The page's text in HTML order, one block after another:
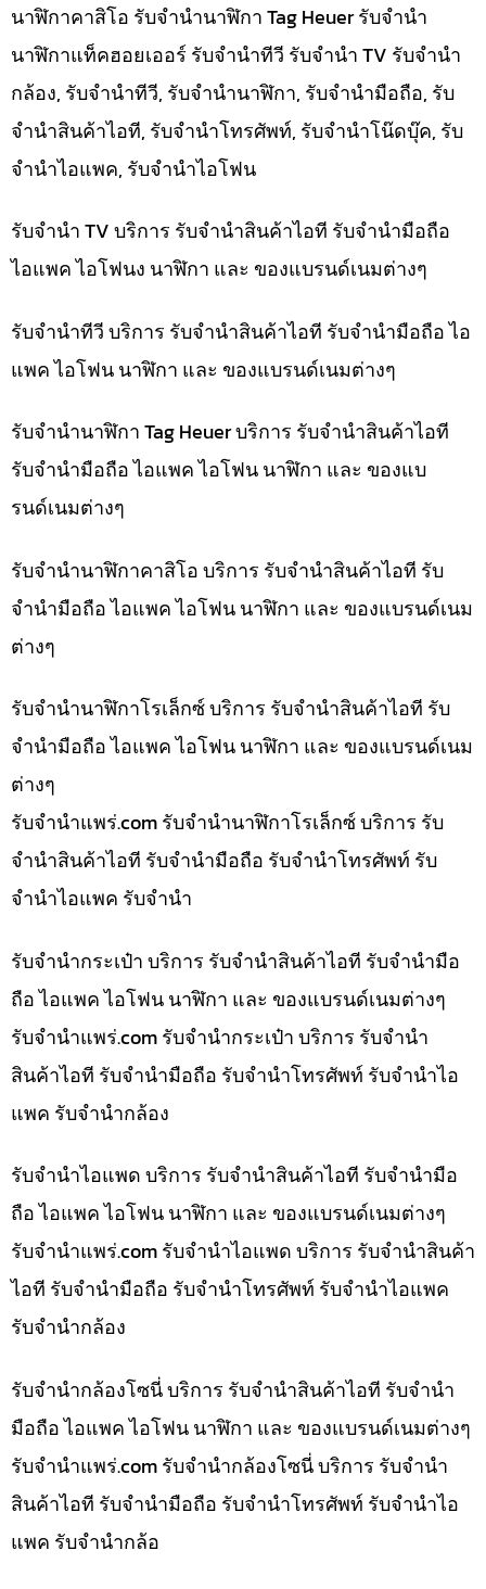
นาฬิกาคาสิโอ รับจำนำนาฬิกา Tag Heuer รับจำนำ
นาฬิกาแท็คฮอยเออร์ รับจำนำทีวี รับจำนำ TV รับจำนำ
กล้อง, รับจำนำทีวี, รับจำนำนาฬิกา, รับจำนำมือถือ, รับ
จำนำสินค้าไอที, รับจำนำโทรศัพท์, รับจำนำโน๊ดบุ๊ค, รับ
จำนำไอแพค, รับจำนำไอโฟน
รับจำนำ TV บริการ รับจำนำสินค้าไอที รับจำนำมือถือ
ไอแพค ไอโฟนง นาฬิกา และ ของแบรนด์เนมต่างๆ
รับจำนำทีวี บริการ รับจำนำสินค้าไอที รับจำนำมือถือ ไอ
แพค ไอโฟน นาฬิกา และ ของแบรนด์เนมต่างๆ
รับจำนำนาฬิกา Tag Heuer บริการ รับจำนำสินค้าไอที
รับจำนำมือถือ ไอแพค ไอโฟน นาฬิกา และ ของแบ
รนด์เนมต่างๆ
รับจำนำนาฬิกาคาสิโอ บริการ รับจำนำสินค้าไอที รับ
จำนำมือถือ ไอแพค ไอโฟน นาฬิกา และ ของแบรนด์เนม
ต่างๆ
รับจำนำนาฬิกาโรเล็กซ์ บริการ รับจำนำสินค้าไอที รับ
จำนำมือถือ ไอแพค ไอโฟน นาฬิกา และ ของแบรนด์เนม
ต่างๆ
รับจํานําแพร่.com รับจำนำนาฬิกาโรเล็กซ์ บริการ รับ
จำนำสินค้าไอที รับจำนำมือถือ รับจำนำโทรศัพท์ รับ
จำนำไอแพค รับจำนำ
รับจำนำกระเป๋า บริการ รับจำนำสินค้าไอที รับจำนำมือ
ถือ ไอแพค ไอโฟน นาฬิกา และ ของแบรนด์เนมต่างๆ
รับจํานําแพร่.com รับจำนำกระเป๋า บริการ รับจำนำ
สินค้าไอที รับจำนำมือถือ รับจำนำโทรศัพท์ รับจำนำไอ
แพค รับจำนำกล้อง
รับจำนำไอแพด บริการ รับจำนำสินค้าไอที รับจำนำมือ
ถือ ไอแพค ไอโฟน นาฬิกา และ ของแบรนด์เนมต่างๆ
รับจํานําแพร่.com รับจำนำไอแพด บริการ รับจำนำสินค้า
ไอที รับจำนำมือถือ รับจำนำโทรศัพท์ รับจำนำไอแพค
รับจำนำกล้อง
รับจำนำกล้องโซนี่ บริการ รับจำนำสินค้าไอที รับจำนำ
มือถือ ไอแพค ไอโฟน นาฬิกา และ ของแบรนด์เนมต่างๆ
รับจํานําแพร่.com รับจำนำกล้องโซนี่ บริการ รับจำนำ
สินค้าไอที รับจำนำมือถือ รับจำนำโทรศัพท์ รับจำนำไอ
แพค รับจำนำกล้อ